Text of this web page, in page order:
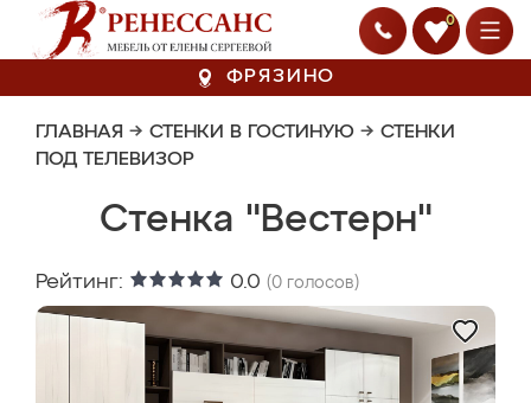
0
ФРЯЗИНО
ГЛАВНАЯ → СТЕНКИ В ГОСТИНУЮ → СТЕНКИ
ПОД ТЕЛЕВИЗОР
Стенка "Вестерн"
Рейтинг: 0.0 (0 голосов)